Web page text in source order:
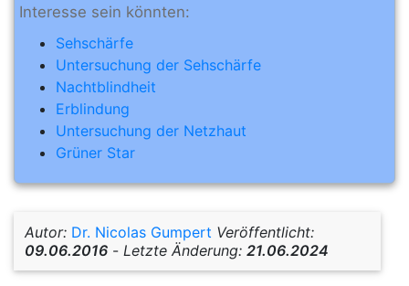
Interesse sein könnten:
Sehschärfe
Untersuchung der Sehschärfe
Nachtblindheit
Erblindung
Untersuchung der Netzhaut
Grüner Star
Autor: Dr. Nicolas Gumpert Veröffentlicht:
09.06.2016 - Letzte Änderung: 21.06.2024